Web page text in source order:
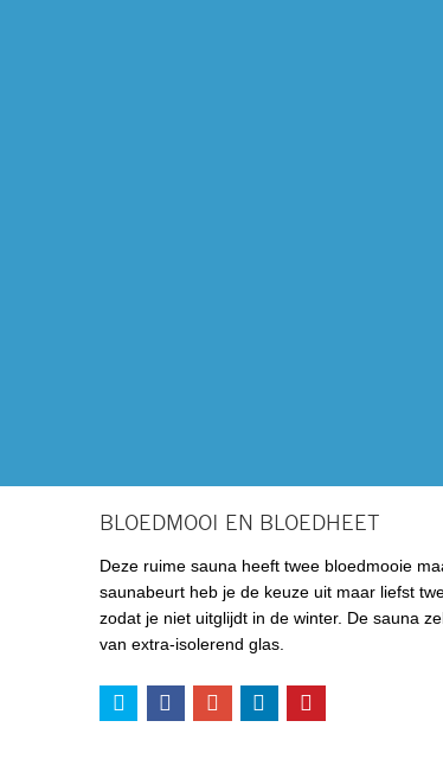
BLOEDMOOI EN BLOEDHEET
Deze ruime sauna heeft twee bloedmooie
saunabeurt heb je de keuze uit maar liefst
zodat je niet uitglijdt in de winter. De sauna
van extra-isolerend glas.